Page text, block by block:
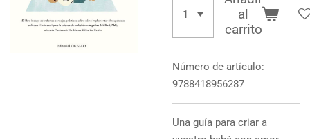
al
carrito
Número de artículo:
9788418956287
Una guía para criar a